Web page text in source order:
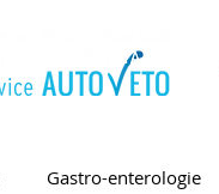
Gastro-enterologie